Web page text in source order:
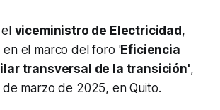
viceministro de Electricidad ,
en el marco del foro 'Eficiencia
transversal de la transición',
de marzo de 2025, en Quito.